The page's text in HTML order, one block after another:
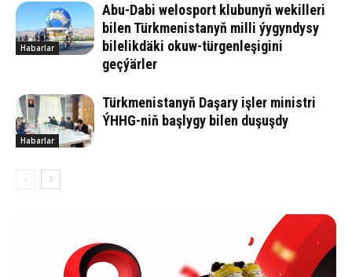
Habarlar
Abu-Da­bi we­los­port klu­bu­nyň we­kil­le­ri
bi­len Türk­me­nis­ta­nyň milli ýy­gyn­dy­sy
bi­le­lik­dä­ki okuw-tür­gen­le­şigini
geçýärler
Habarlar
Türkmenistanyň Daşary işler ministri
ÝHHG-niň başlygy bilen duşuşdy